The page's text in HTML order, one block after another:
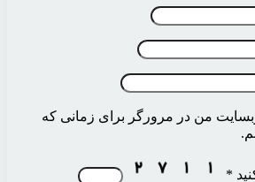
من در مرورگر برای زمانی که
*